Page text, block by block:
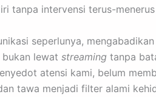
tanpa intervensi terus-
seperlunya,
lewat streaming tanpa
atensi kami, belum
tawa menjadi filter alami